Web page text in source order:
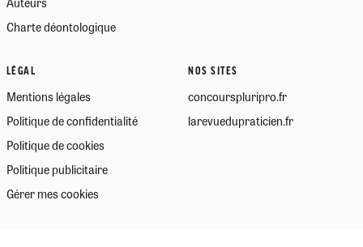
Charte déontologique
LÉGAL
Mentions légales
Politique de confidentialité
Politique de cookies
Politique publicitaire
Gérer mes cookies
NOS SITES
concourspluripro.fr
larevuedupraticien.fr